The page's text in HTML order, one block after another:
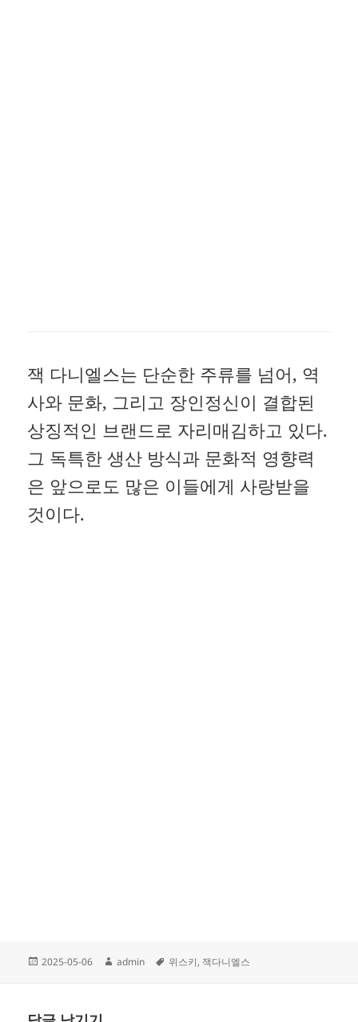
잭 다니엘스는 단순한 주류를 넘어, 역
사와 문화, 그리고 장인정신이 결합된
상징적인 브랜드로 자리매김하고 있다.
그 독특한 생산 방식과 문화적 영향력
은 앞으로도 많은 이들에게 사랑받을
것이다.
작
2025-05-06
글
admin
태
위스키, 잭다니엘스